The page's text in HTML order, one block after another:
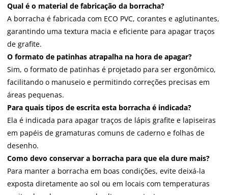
Qual é o material de fabricação da borracha?
A borracha é fabricada com ECO PVC, corantes e aglutinantes,
garantindo uma textura macia e eficiente para apagar traços
de grafite.
O formato de patinhas atrapalha na hora de apagar?
Sim, o formato de patinhas é projetado para ser ergonômico,
facilitando o manuseio e permitindo correções precisas em
áreas pequenas.
Para quais tipos de escrita esta borracha é indicada?
Ela é indicada para apagar traços de lápis grafite e lapiseiras
em papéis de gramaturas comuns de caderno e folhas de
desenho.
Como devo conservar a borracha para que ela dure mais?
Para manter a borracha em boas condições, evite deixá-la
exposta diretamente ao sol ou em locais com temperaturas